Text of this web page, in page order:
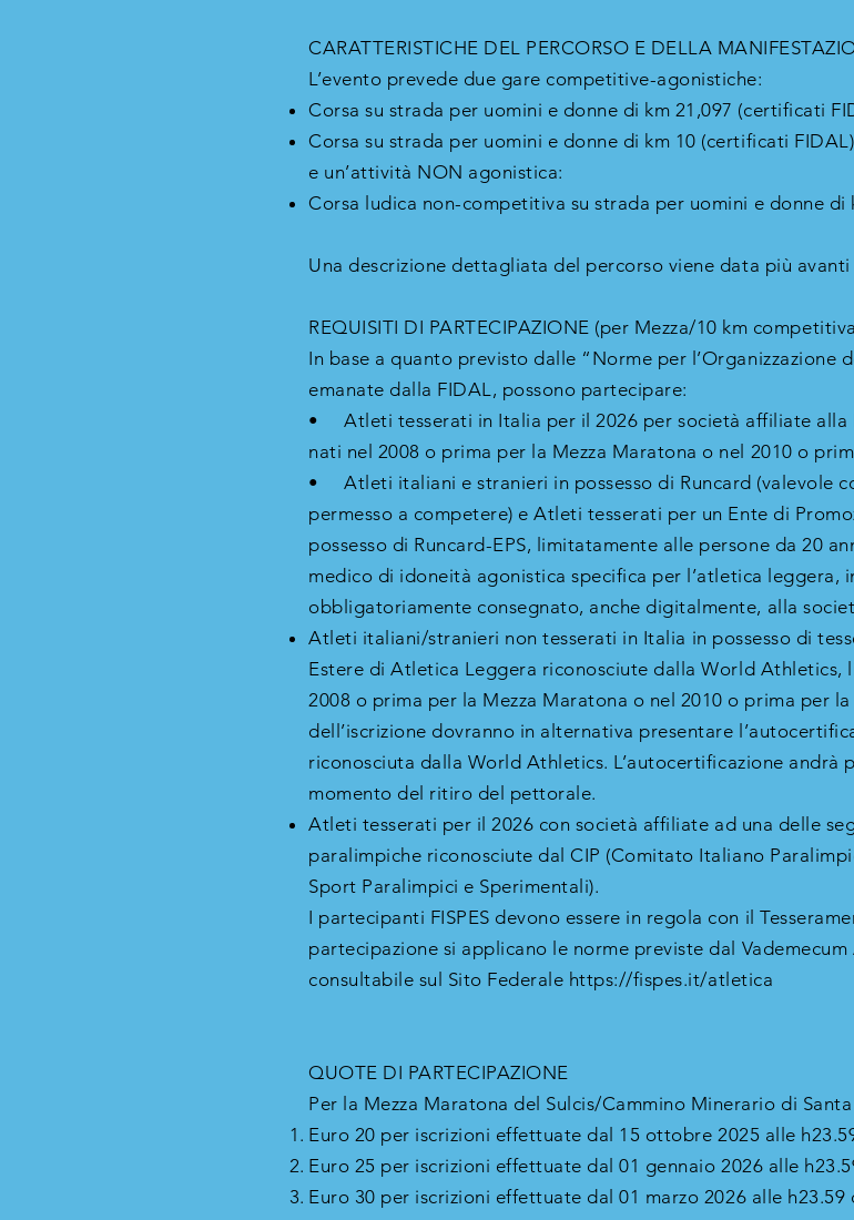
CARATTERISTICHE DEL PERCORSO E DELLA
L’evento prevede due gare competitive-agonistiche:
Corsa su strada per uomini e donne di km 21,097 (certificati
Corsa su strada per uomini e donne di km 10 (certificati FIDAL)
e un’attività NON agonistica:
Corsa ludica non-competitiva su strada per uomini e donne
Una descrizione dettagliata del percorso viene data più
REQUISITI DI PARTECIPAZIONE (per Mezza/10 km
In base a quanto previsto dalle “Norme per l’Organizzazione
emanate dalla FIDAL, possono partecipare:
• Atleti tesserati in Italia per il 2026 per società affiliate alla
nati nel 2008 o prima per la Mezza Maratona o nel 2010 o
• Atleti italiani e stranieri in possesso di Runcard (valevole
permesso a competere) e Atleti tesserati per un Ente di
possesso di Runcard-EPS, limitatamente alle persone da 20
medico di idoneità agonistica specifica per l’atletica leggera,
obbligatoriamente consegnato, anche digitalmente, alla
Atleti italiani/stranieri non tesserati in Italia in possesso di
Estere di Atletica Leggera riconosciute dalla World Athletics,
2008 o prima per la Mezza Maratona o nel 2010 o prima per
dell’iscrizione dovranno in alternativa presentare
riconosciuta dalla World Athletics. L’autocertificazione andrà
momento del ritiro del pettorale.
Atleti tesserati per il 2026 con società affiliate ad una delle
paralimpiche riconosciute dal CIP (Comitato Italiano
Sport Paralimpici e Sperimentali).
I partecipanti FISPES devono essere in regola con il
partecipazione si applicano le norme previste dal
consultabile sul Sito Federale https://fispes.it/atletica
QUOTE DI PARTECIPAZIONE
Per la Mezza Maratona del Sulcis/Cammino Minerario di
Euro 20 per iscrizioni effettuate dal 15 ottobre 2025 alle
Euro 25 per iscrizioni effettuate dal 01 gennaio 2026 alle
Euro 30 per iscrizioni effettuate dal 01 marzo 2026 alle h23.59